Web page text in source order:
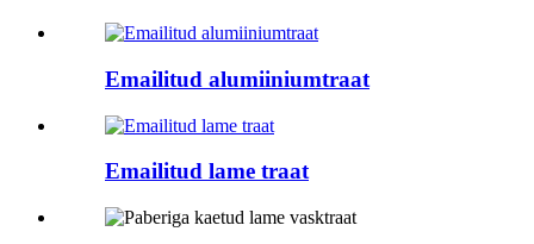
Emailitud alumiiniumtraat
Emailitud lame traat